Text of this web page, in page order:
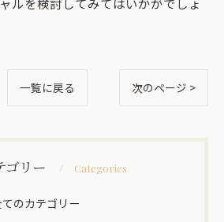
一覧に戻る 次のページ >
ゴリー Categories
のカテゴリー